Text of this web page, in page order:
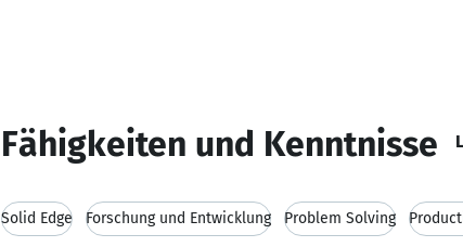
Fähigkeiten und Kenntnisse
Solid Edge Forschung und Entwicklung Problem Solving